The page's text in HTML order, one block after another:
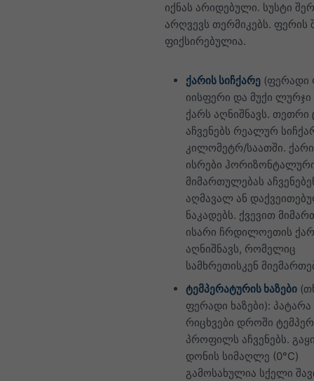
იქნას არიდებული. სუსტი
არღვევს თერმიკებს. ფერის
ფიქსირებულია.
ქარის სიჩქარე (ფერადი
იისფერი და მუქი ლურჯი
ქარს აღნიშნავს. თეთრი
აჩვენებს რეალურ
კილომეტრ/საათში.
ისრები
მიმართულებას
აღმავალ ან
ნაკადებს. ქვევით
ისარი ჩრდილოეთის
აღნიშნავს, რომელიც
სამხრეთისკენ
ტემპერატურის ხაზები
ფერადი ხაზები):
რიცხვები დროში
პროფილს აჩვენებს.
დონის სიმაღლე (0°C)
გამოსახულია სქელი